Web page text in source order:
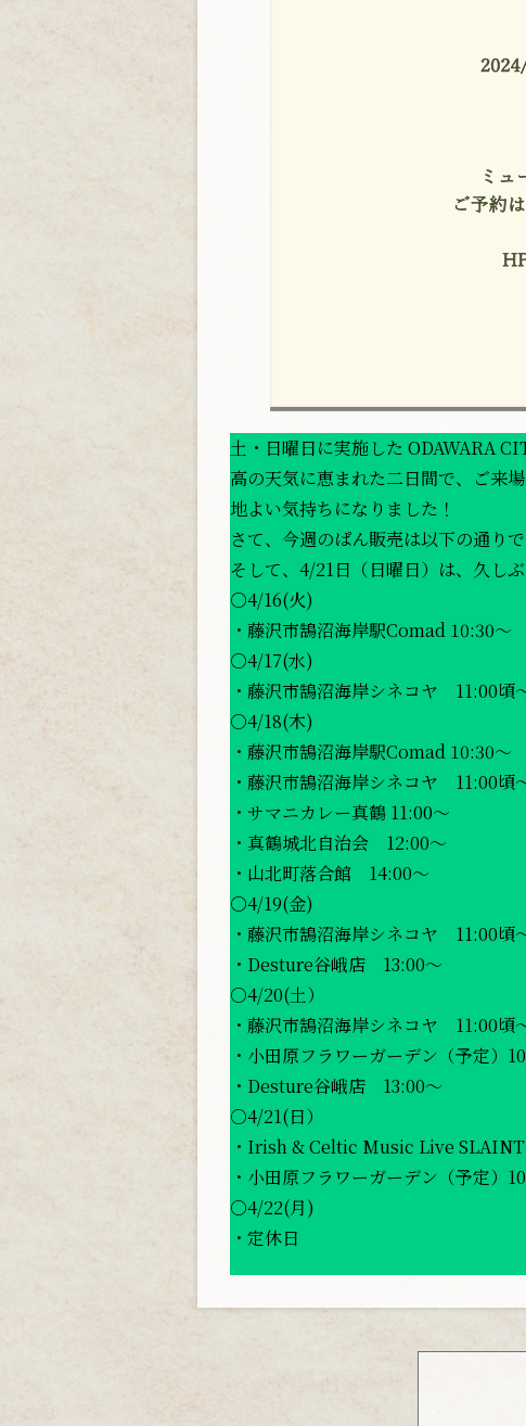
土・日曜日に実施した ODAWARA
高の天気に恵まれた二日間で、ご来
地よい気持ちになりました！
さて、今週のぱん販売は以下の通り
そして、4/21日（日曜日）は、久し
○4/16(火)
・藤沢市鵠沼海岸駅Comad 10:30〜
○4/17(水)
・藤沢市鵠沼海岸シネコヤ 11:00頃
○4/18(木)
・藤沢市鵠沼海岸駅Comad 10:30〜
・藤沢市鵠沼海岸シネコヤ 11:00頃
・サマニカレー真鶴 11:00〜
・真鶴城北自治会 12:00〜
・山北町落合館 14:00〜
○4/19(金)
・藤沢市鵠沼海岸シネコヤ 11:00頃
・Desture谷峨店 13:00〜
○4/20(土
・藤沢市鵠沼海岸シネコヤ 11:00頃
・小田原フラワーガーデン（予定）
・Desture谷峨店 13:00〜
○4/21(日）
・Irish & Celtic Music Live
・小田原フラワーガーデン（予定）
○4/22(月)
・定休日